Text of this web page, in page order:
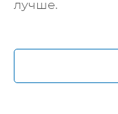
лучше.